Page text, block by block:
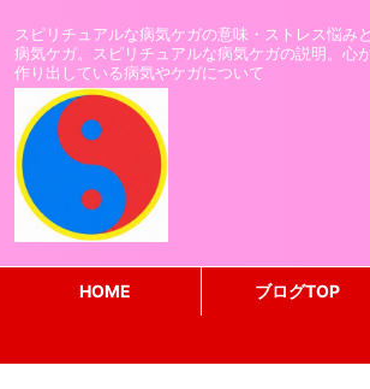
スピリチュアルな病気ケガの意味・ストレス悩み
病気ケガ。スピリチュアルな病気ケガの説明。心
作り出している病気やケガについて
HOME ブログTOP